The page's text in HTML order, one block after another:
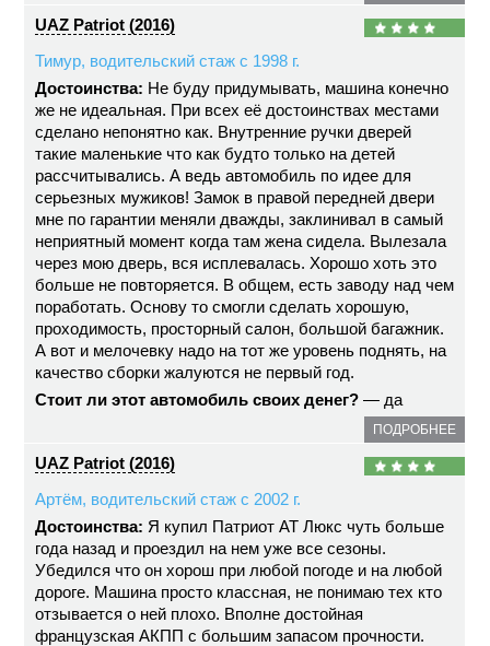
UAZ Patriot (2016)
Тимур, водительский стаж с 1998 г.
Достоинства: Не буду придумывать, машина конечно
же не идеальная. При всех её достоинствах местами
сделано непонятно как. Внутренние ручки дверей
такие маленькие что как будто только на детей
рассчитывались. А ведь автомобиль по идее для
серьезных мужиков! Замок в правой передней двери
мне по гарантии меняли дважды, заклинивал в самый
неприятный момент когда там жена сидела. Вылезала
через мою дверь, вся исплевалась. Хорошо хоть это
больше не повторяется. В общем, есть заводу над чем
поработать. Основу то смогли сделать хорошую,
проходимость, просторный салон, большой багажник.
А вот и мелочевку надо на тот же уровень поднять, на
качество сборки жалуются не первый год.
Стоит ли этот автомобиль своих денег? — да
ПОДРОБНЕЕ
UAZ Patriot (2016)
Артём, водительский стаж с 2002 г.
Достоинства: Я купил Патриот АТ Люкс чуть больше
года назад и проездил на нем уже все сезоны.
Убедился что он хорош при любой погоде и на любой
дороге. Машина просто классная, не понимаю тех кто
отзывается о ней плохо. Вполне достойная
французская АКПП с большим запасом прочности.